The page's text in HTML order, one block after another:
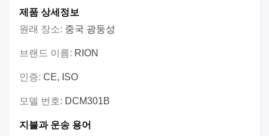
제품 상세정보
원래 장소: 중국 광둥성
브랜드 이름: RION
인증: CE, ISO
모델 번호: DCM301B
지불과 운송 용어